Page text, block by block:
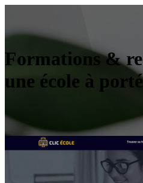
Formations &
une école à